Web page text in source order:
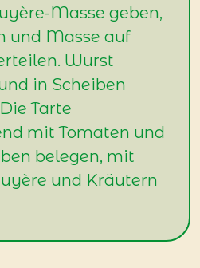
Masse geben,
und Masse auf
Wurst
in Scheiben
Tarte
mit Tomaten und
belegen, mit
und Kräutern